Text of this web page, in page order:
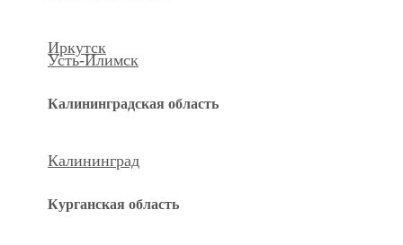
Иркутск
Усть-Илимск
Калининградская область
Калининград
Курганская область